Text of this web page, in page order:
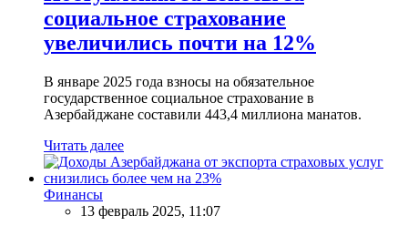
социальное страхование
увеличились почти на 12%
В январе 2025 года взносы на обязательное
государственное социальное страхование в
Азербайджане составили 443,4 миллиона манатов.
Читать далее
Финансы
13 февраль 2025, 11:07